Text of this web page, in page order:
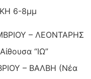
6-8μμ
– ΛΕΟΝΤΑΡΗΣ
“ΙΩ”
– ΒΑΛΒΗ (Νέα